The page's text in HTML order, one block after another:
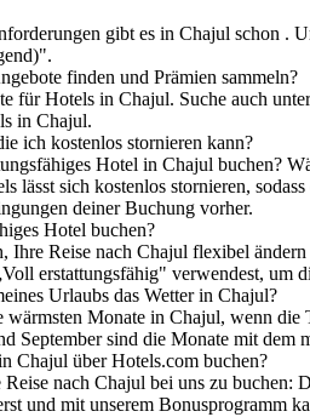
gibt es in Chajul schon .
finden und Prämien sammeln?
für Hotels in Chajul. Suche auch
in Chajul.
ich kostenlos stornieren kann?
Hotel in Chajul buchen?
lässt sich kostenlos stornieren,
deiner Buchung vorher.
Hotel buchen?
Ihre Reise nach Chajul flexibel
erstattungsfähig" verwendest, um
Urlaubs das Wetter in Chajul?
Monate in Chajul, wenn die
September sind die Monate mit dem
Chajul über Hotels.com buchen?
nach Chajul bei uns zu
und mit unserem Bonusprogramm